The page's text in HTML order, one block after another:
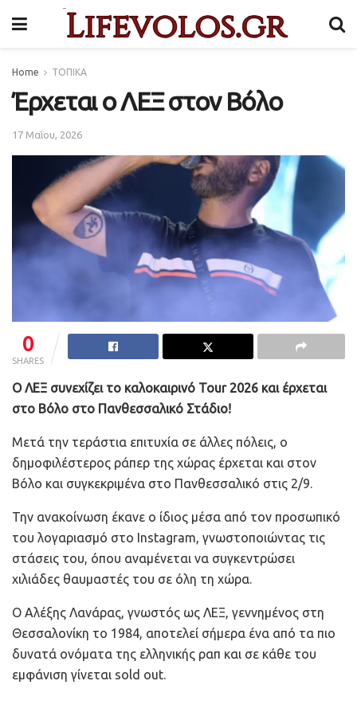
Home ΤΟΠΙΚΑ
Έρχεται ο ΛΕΞ στον Βόλο
17 Μαΐου, 2026
0
SHARES
Ο ΛΕΞ συνεχίζει το καλοκαιρινό Tour 2026 και έρχεται
στο Βόλο στο Πανθεσσαλικό Στάδιο!
Μετά την τεράστια επιτυχία σε άλλες πόλεις, ο
δημοφιλέστερος ράπερ της χώρας έρχεται και στον
Βόλο και συγκεκριμένα στο Πανθεσσαλικό στις 2/9.
Την ανακοίνωση έκανε ο ίδιος μέσα από τον προσωπικό
του λογαριασμό στο Instagram, γνωστοποιώντας τις
στάσεις του, όπου αναμένεται να συγκεντρώσει
χιλιάδες θαυμαστές του σε όλη τη χώρα.
Ο Αλέξης Λανάρας, γνωστός ως ΛΕΞ, γεννημένος στη
Θεσσαλονίκη το 1984, αποτελεί σήμερα ένα από τα πιο
δυνατά ονόματα της ελληνικής ραπ και σε κάθε του
εμφάνιση γίνεται sold out.